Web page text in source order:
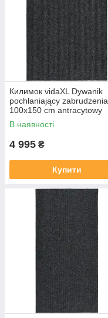
Килимок vidaXL Dywanik
pochłaniający zabrudzenia
100x150 cm antracytowy
2966724
В наявності
4 995 ₴
Купити